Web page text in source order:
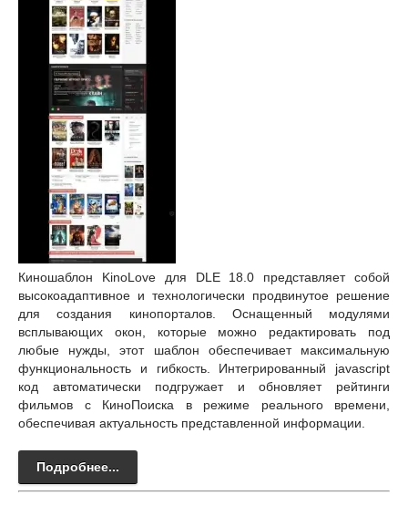
Киношаблон KinoLove для DLE 18.0 представляет собой
высокоадаптивное и технологически продвинутое решение
для создания кинопорталов. Оснащенный модулями
всплывающих окон, которые можно редактировать под
любые нужды, этот шаблон обеспечивает максимальную
функциональность и гибкость. Интегрированный jаvascript
код автоматически подгружает и обновляет рейтинги
фильмов с КиноПоиска в режиме реального времени,
обеспечивая актуальность представленной информации.
Подробнее...